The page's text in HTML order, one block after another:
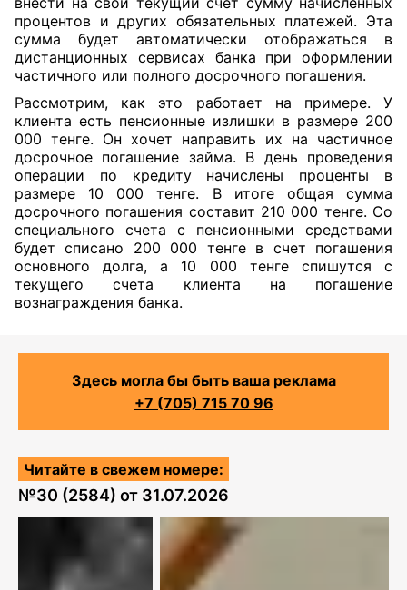
процентов и других обязательных платежей. Эта
сумма будет автоматически отображаться в
дистанционных сервисах банка при оформлении
частичного или полного досрочного погашения.
Рассмотрим, как это работает на примере. У
клиента есть пенсионные излишки в размере 200
000 тенге. Он хочет направить их на частичное
досрочное погашение займа. В день проведения
операции по кредиту начислены проценты в
размере 10 000 тенге. В итоге общая сумма
досрочного погашения составит 210 000 тенге. Со
специального счета с пенсионными средствами
будет списано 200 000 тенге в счет погашения
основного долга, а 10 000 тенге спишутся с
текущего счета клиента на погашение
вознаграждения банка.
Здесь могла бы быть ваша реклама
+7 (705) 715 70 96
Читайте в свежем номере:
№30 (2584) от 31.07.2026